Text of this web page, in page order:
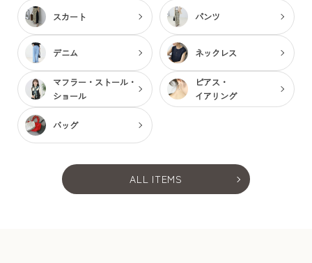
スカート パンツ
デニム ネックレス
マフラー・ストール・
ショール
ピアス・
イアリング
バッグ
ALL ITEMS